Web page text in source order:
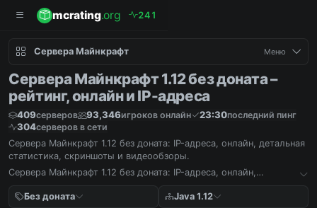
mcrating.org 24 1
Сервера Майнкрафт Меню
Сервера Майнкрафт 1.12 без доната –
рейтинг, онлайн и IP-адреса
409серверов 93,346игроков онлайн 23:30последний пинг
304серверов в сети
Сервера Майнкрафт 1.12 без доната: IP-адреса, онлайн, детальная
статистика, скриншоты и видеообзоры.
Сервера Майнкрафт 1.12 без доната: IP-адреса, онлайн,
Без доната
Java 1.12